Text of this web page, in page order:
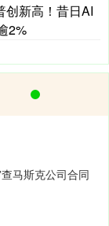
创新高！昔日AI
2%
马斯克公司合同